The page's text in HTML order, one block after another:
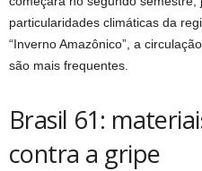
particularidades climáticas da
“Inverno Amazônico”, a
são mais frequentes.
Brasil 61:
contra a gripe